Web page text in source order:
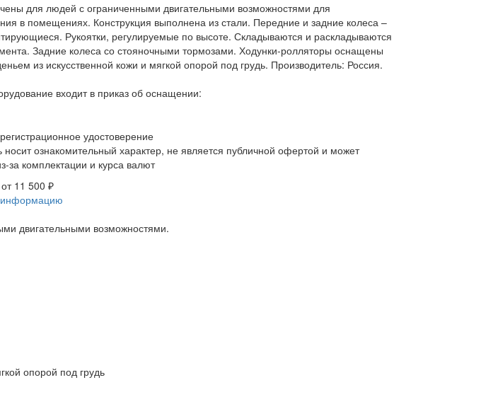
для людей с ограниченными двигательными возможностями для
в помещениях. Конструкция выполнена из стали. Передние и задние колеса –
Рукоятки, регулируемые по высоте. Складываются и раскладываются
Задние колеса со стояночными тормозами. Ходунки-ролляторы оснащены
из искусственной кожи и мягкой опорой под грудь. Производитель: Россия.
входит в приказ об оснащении:
удостоверение
носит ознакомительный характер, не является публичной офертой и может
за комплектации и курса валют
11 500 ₽
информацию
двигательными возможностями.
опорой под грудь